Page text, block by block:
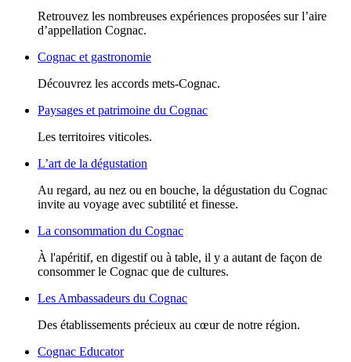
Retrouvez les nombreuses expériences proposées sur l’aire
d’appellation Cognac.
Cognac et gastronomie
Découvrez les accords mets-Cognac.
Paysages et patrimoine du Cognac
Les territoires viticoles.
L’art de la dégustation
Au regard, au nez ou en bouche, la dégustation du Cognac
invite au voyage avec subtilité et finesse.
La consommation du Cognac
À l'apéritif, en digestif ou à table, il y a autant de façon de
consommer le Cognac que de cultures.
Les Ambassadeurs du Cognac
Des établissements précieux au cœur de notre région.
Cognac Educator